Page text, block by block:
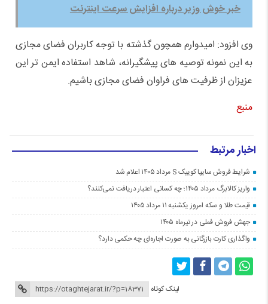
خبر خوش وزیر درباره افزایش سرعت اینترنت
وی افزود: امیدوارم همچون گذشته با توجه کاربران فضای مجازی
به این نمونه توصیه های پیشگیرانه، شاهد استفاده ایمن تر این
عزیزان از ظرفیت های فراوان فضای مجازی باشیم.
منبع
اخبار مرتبط
شرایط فروش سایپا کوییک S مرداد ۱۴۰۵ اعلام شد
واریز کالابرگ مرداد ۱۴۰۵؛ چه کسانی اعتبار دریافت نمی‌کنند؟
قیمت طلا و سکه امروز یکشنبه ۱۱ مرداد ۱۴۰۵
جهش فروش فملی در تیرماه ۱۴۰۵
واگذاری کارت بازرگانی به صورت اجاره‌ای چه حکمی دارد؟
لینک کوتاه